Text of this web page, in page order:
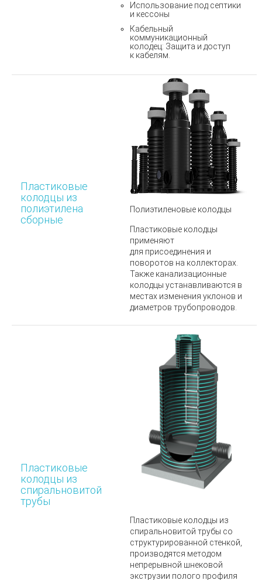
Использование под септики
и кессоны
Кабельный
коммуникационный
колодец: Защита и доступ
к кабелям.
Пластиковые
колодцы из
полиэтилена
сборные
Полиэтиленовые колодцы
Пластиковые колодцы
применяют
для присоединения и
поворотов на коллекторах.
Также канализационные
колодцы устанавливаются в
местах изменения уклонов и
диаметров трубопроводов.
Пластиковые
колодцы из
спиральновитой
трубы
Пластиковые колодцы из
спиральновитой трубы со
структурированной стенкой,
производятся методом
непрерывной шнековой
экструзии полого профиля